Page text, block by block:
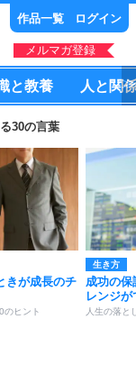
作品一覧 ログイン
メルマガ登録
と教養 人 と 関
30の言葉
きが成長のチ
のヒント
生き方
成功の保
レンジ
人生の落と